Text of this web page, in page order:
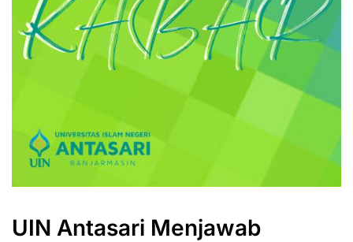
UIN Antasari Menjawab